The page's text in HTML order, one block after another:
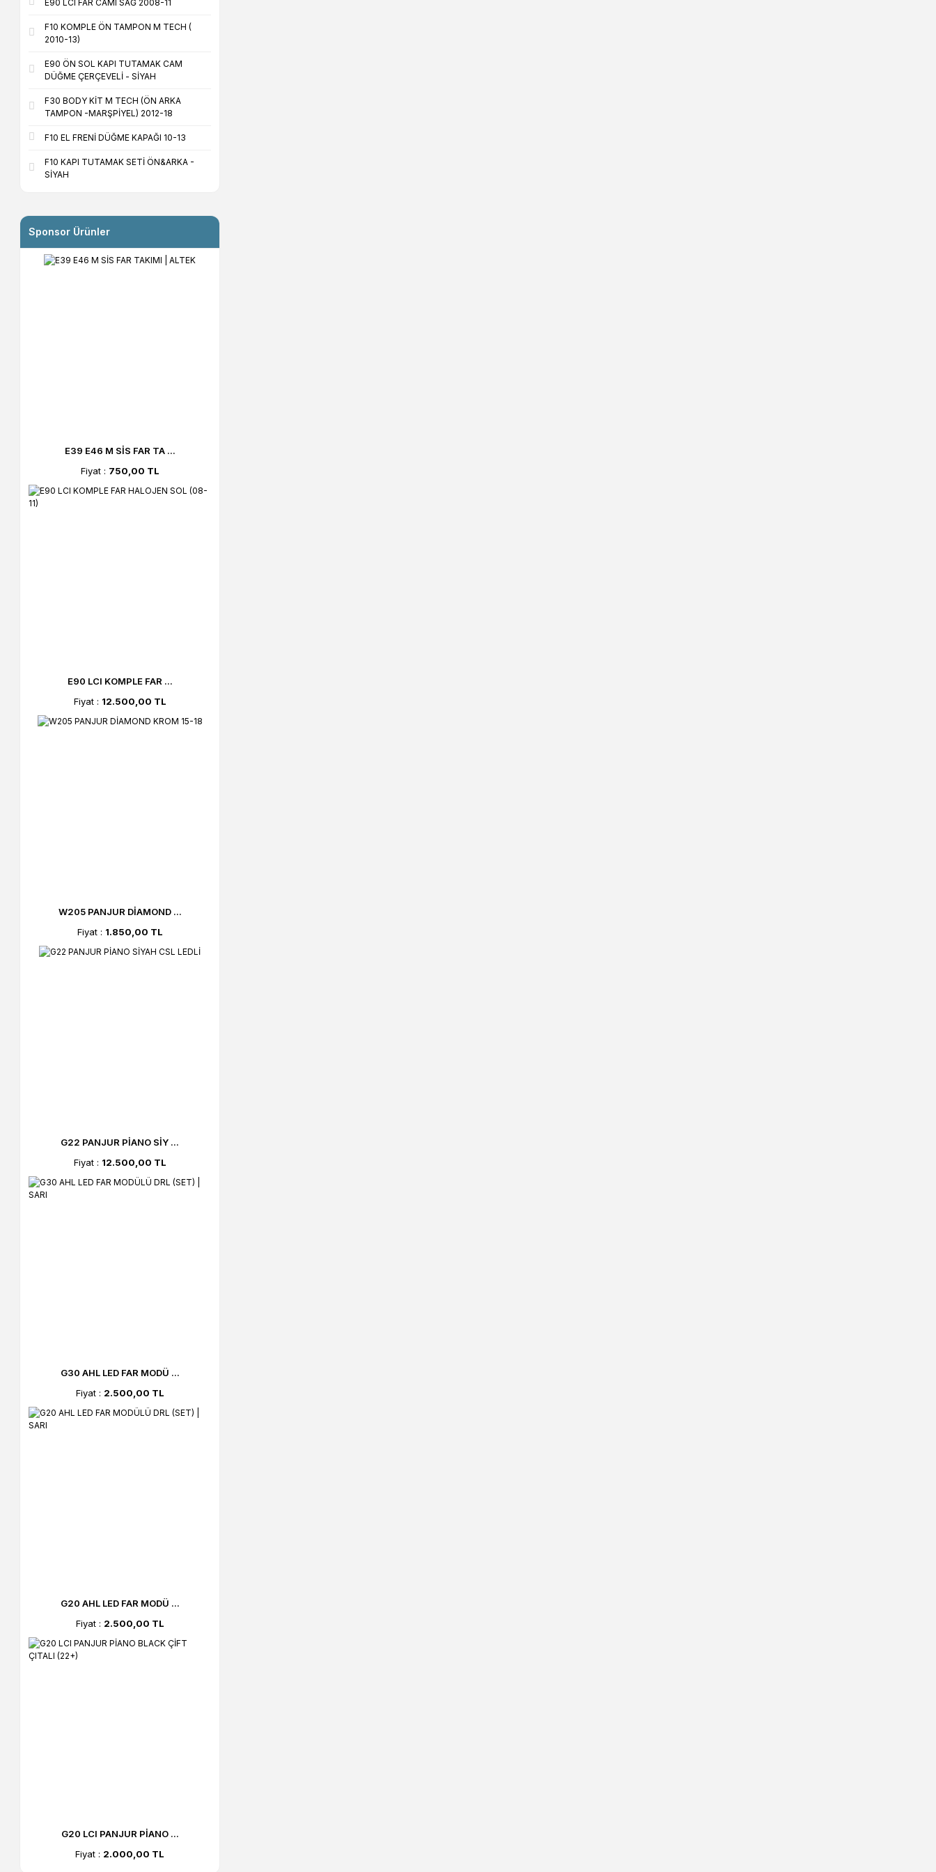
E90 LCI FAR CAMI SAĞ 2008-11
F10 KOMPLE ÖN TAMPON M TECH (
2010-13)
E90 ÖN SOL KAPI TUTAMAK CAM
DÜĞME ÇERÇEVELİ - SİYAH
F30 BODY KİT M TECH (ÖN ARKA
TAMPON -MARŞPİYEL) 2012-18
F10 EL FRENİ DÜĞME KAPAĞI 10-13
F10 KAPI TUTAMAK SETİ ÖN&ARKA -
SİYAH
Sponsor Ürünler
E39 E46 M SİS FAR TA ...
Fiyat : 750,00 TL
E90 LCI KOMPLE FAR ...
Fiyat : 12.500,00 TL
W205 PANJUR DİAMOND ...
Fiyat : 1.850,00 TL
G22 PANJUR PİANO SİY ...
Fiyat : 12.500,00 TL
G30 AHL LED FAR MODÜ ...
Fiyat : 2.500,00 TL
G20 AHL LED FAR MODÜ ...
Fiyat : 2.500,00 TL
G20 LCI PANJUR PİANO ...
Fiyat : 2.000,00 TL